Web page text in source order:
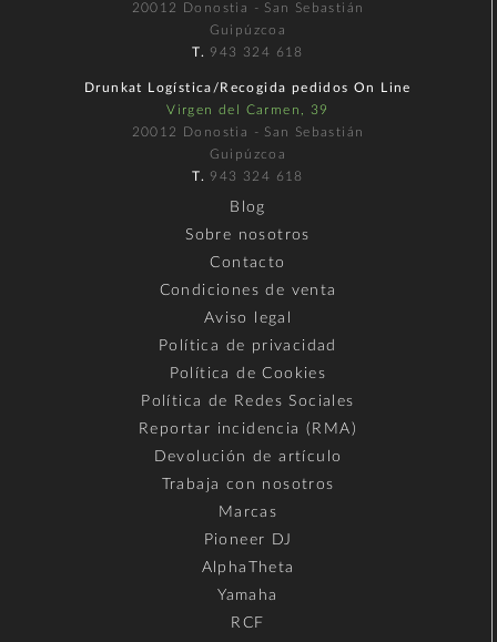
20012 Donostia - San Sebastián
Guipúzcoa
T. 943 324 618
Drunkat Logística/Recogida pedidos On Line
Virgen del Carmen, 39
20012 Donostia - San Sebastián
Guipúzcoa
T. 943 324 618
Blog
Sobre nosotros
Contacto
Condiciones de venta
Aviso legal
Política de privacidad
Política de Cookies
Política de Redes Sociales
Reportar incidencia (RMA)
Devolución de artículo
Trabaja con nosotros
Marcas
Pioneer DJ
AlphaTheta
Yamaha
RCF